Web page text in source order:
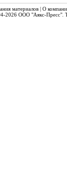
материалов| О
2026 ООО "Аякс-Пресс".